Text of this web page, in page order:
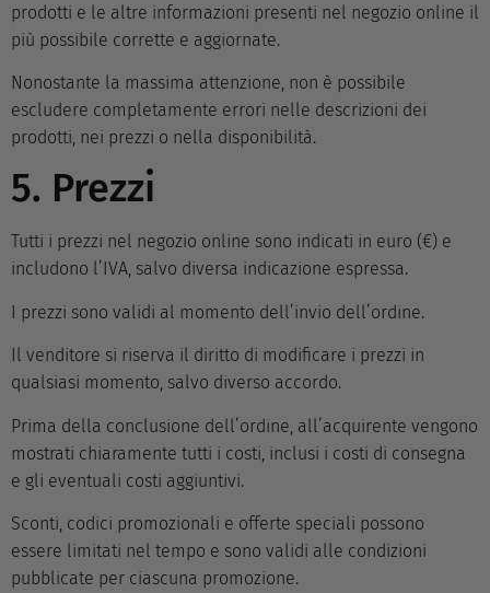
prodotti e le altre informazioni presenti nel negozio online il
più possibile corrette e aggiornate.
Nonostante la massima attenzione, non è possibile
escludere completamente errori nelle descrizioni dei
prodotti, nei prezzi o nella disponibilità.
5. Prezzi
Tutti i prezzi nel negozio online sono indicati in euro (€) e
includono l’IVA, salvo diversa indicazione espressa.
I prezzi sono validi al momento dell’invio dell’ordine.
Il venditore si riserva il diritto di modificare i prezzi in
qualsiasi momento, salvo diverso accordo.
Prima della conclusione dell’ordine, all’acquirente vengono
mostrati chiaramente tutti i costi, inclusi i costi di consegna
e gli eventuali costi aggiuntivi.
Sconti, codici promozionali e offerte speciali possono
essere limitati nel tempo e sono validi alle condizioni
pubblicate per ciascuna promozione.